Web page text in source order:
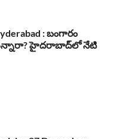
: బంగారం
హైదరాబాద్‌లో నేటి